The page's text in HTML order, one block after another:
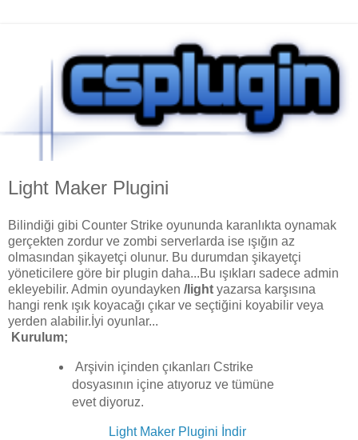
Light Maker Plugini
Bilindiği gibi Counter Strike oyununda karanlıkta oynamak
gerçekten zordur ve zombi serverlarda ise ışığın az
olmasından şikayetçi olunur. Bu durumdan şikayetçi
yöneticilere göre bir plugin daha...Bu ışıkları sadece admin
ekleyebilir. Admin oyundayken /light yazarsa karşısına
hangi renk ışık koyacağı çıkar ve seçtiğini koyabilir veya
yerden alabilir.İyi oyunlar...
Kurulum;
Arşivin içinden çıkanları Cstrike
dosyasının içine atıyoruz ve tümüne
evet diyoruz.
Light Maker Plugini İndir